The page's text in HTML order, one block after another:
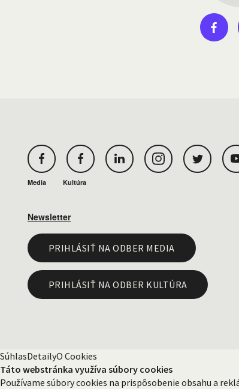
Media Kultúra
Newsletter
PRIHLÁSIŤ NA ODBER MEDIA
PRIHLÁSIŤ NA ODBER KULTÚRA
SúhlasDetailyO Cookies
Táto webstránka využíva súbory cookies
Používame súbory cookies na prispôsobenie obsahu a